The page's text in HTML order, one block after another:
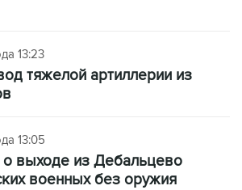
13:23
тяжелой артиллерии из
13:05
выходе из Дебальцево
военных без оружия